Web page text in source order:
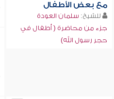
مع بعض الأطفال
للشيخ: سلمان العودة
جزء من محاضرة ( أطفال في
حجر رسول الله)